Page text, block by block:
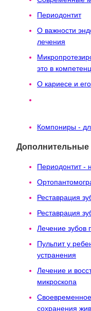
Периодонтит
О важности
лечения
это в
О кариесе и
Компониры -
Дополнительные
Периодонтит -
Реставрация
Реставрация
Лечение зубов
Пульпит у
устранения
Лечение и
микроскопа
сохранения